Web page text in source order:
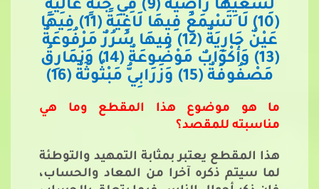
لِسَعْيِهَا رَاضِيَةٌ (9) فِي جَنَّةٍ عَالِيَةٍ
(10) لَا تَسْمَعُ فِيهَا لَاغِيَةً (11) فِيهَا
عَيْنٌ جَارِيَةٌ (12) فِيهَا سُرُرٌ مَرْفُوعَةٌ
(13) وَأَكْوَابٌ مَوْضُوعَةٌ (14) وَنَمَارِقُ
مَصْفُوفَةٌ (15) وَزَرَابِيُّ مَبْثُوثَةٌ (16)
ما هو موضوع هذا المقطع وما هي
مناسبته للمقصد؟
هذا المقطع يعتبر بمثابة التمهيد والتوطئة
لما سيتم ذكره آخرا من المعاد والحساب،